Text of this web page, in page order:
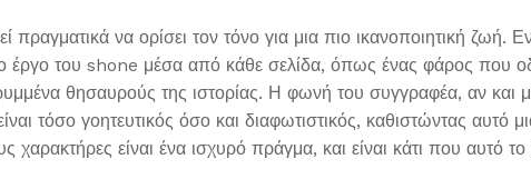
να ορίσει τον τόνο για μια πιο ικανοποιητική ζωή.
του shone μέσα από κάθε σελίδα, όπως ένας φάρος που
θησαυρούς της ιστορίας. Η φωνή του συγγραφέα, αν και
τόσο γοητευτικός όσο και διαφωτιστικός, καθιστώντας αυτό
είναι ένα ισχυρό πράγμα, και είναι κάτι που αυτό το